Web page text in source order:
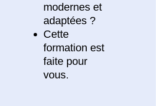
modernes et
adaptées ?
Cette
formation est
faite pour
vous.